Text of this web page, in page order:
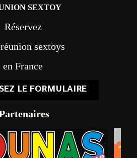
SEXTOY
Réservez
sextoys
en France
LE FORMULAIRE